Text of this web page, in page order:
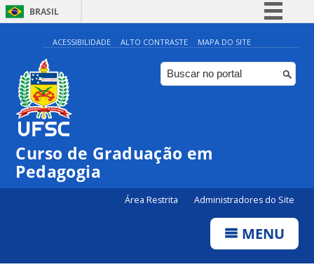
BRASIL
Simplifique!
Comunica BR
Participe
Canais
ACESSIBILIDADE ALTO CONTRASTE MAPA DO SITE
Curso de Graduação em
Pedagogia
Área Restrita Administradores do Site
MENU